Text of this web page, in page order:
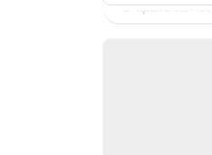
Открыта сейчас